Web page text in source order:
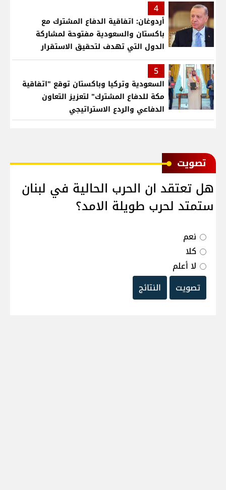
4
أردوغان: اتفاقية الدفاع المشترك مع
باكستان والسعودية مفتوحة لمشاركة
الدول التي تهدف لتحقيق الاستقرار
بمنطقتنا
5
السعودية وتركيا وباكستان توقع "اتفاقية
مكة للدفاع المشترك" لتعزيز التعاون
الدفاعي والردع الاستراتيجي
ﺗﺼﻮﻳﺖ
هل تعتقد ان الحرب الحالية في لبنان
ستمتد لحرب طويلة الامد؟
نعم
كلا
لا أعلم
تصويت
النتائج